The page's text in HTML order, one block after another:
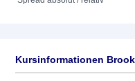
Kursinformationen